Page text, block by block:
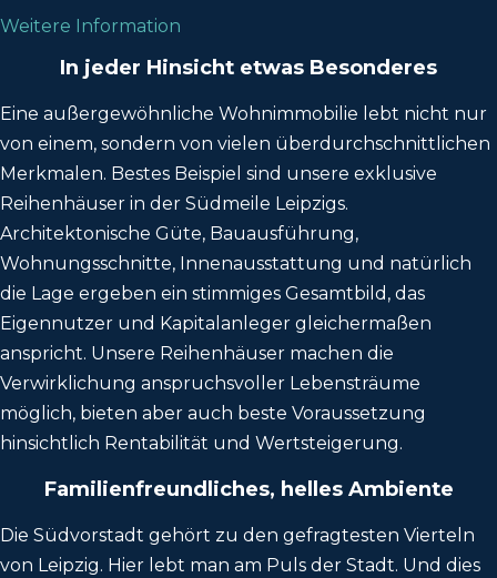
Weitere Information
In jeder Hinsicht etwas Besonderes
Eine außergewöhnliche Wohnimmobilie lebt nicht nur
von einem, sondern von vielen überdurchschnittlichen
Merkmalen. Bestes Beispiel sind unsere exklusive
Reihenhäuser in der Südmeile Leipzigs.
Architektonische Güte, Bauausführung,
Wohnungsschnitte, Innenausstattung und natürlich
die Lage ergeben ein stimmiges Gesamtbild, das
Eigennutzer und Kapitalanleger gleichermaßen
anspricht. Unsere Reihenhäuser machen die
Verwirklichung anspruchsvoller Lebensträume
möglich, bieten aber auch beste Voraussetzung
hinsichtlich Rentabilität und Wertsteigerung.
Familienfreundliches, helles Ambiente
Die Südvorstadt gehört zu den gefragtesten Vierteln
von Leipzig. Hier lebt man am Puls der Stadt. Und dies